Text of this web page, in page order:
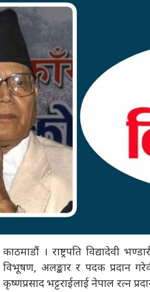
काठमाडौं । राष्ट्रपति विद्यादेवी
विभूषण, अलङ्कार र पदक प्रदान
कृष्णप्रसाद भट्टराईलाई नेपाल रत्न